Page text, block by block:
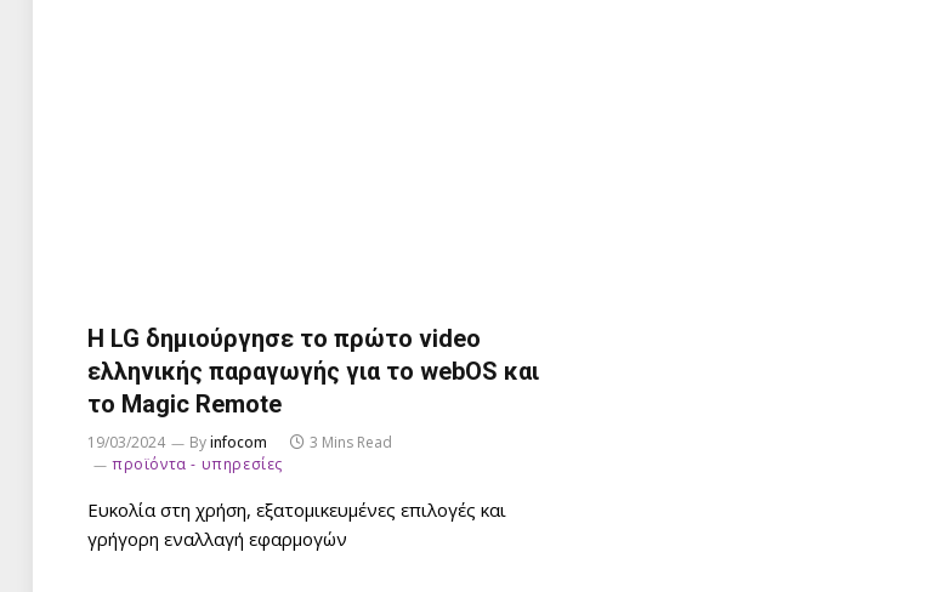
Η LG δημιούργησε το πρώτο video
ελληνικής παραγωγής για το webOS και
το Magic Remote
19/03/2024 Byinfocom
3 Mins Read
προϊόντα - υπηρεσίες
Ευκολία στη χρήση, εξατομικευμένες επιλογές και
γρήγορη εναλλαγή εφαρμογών